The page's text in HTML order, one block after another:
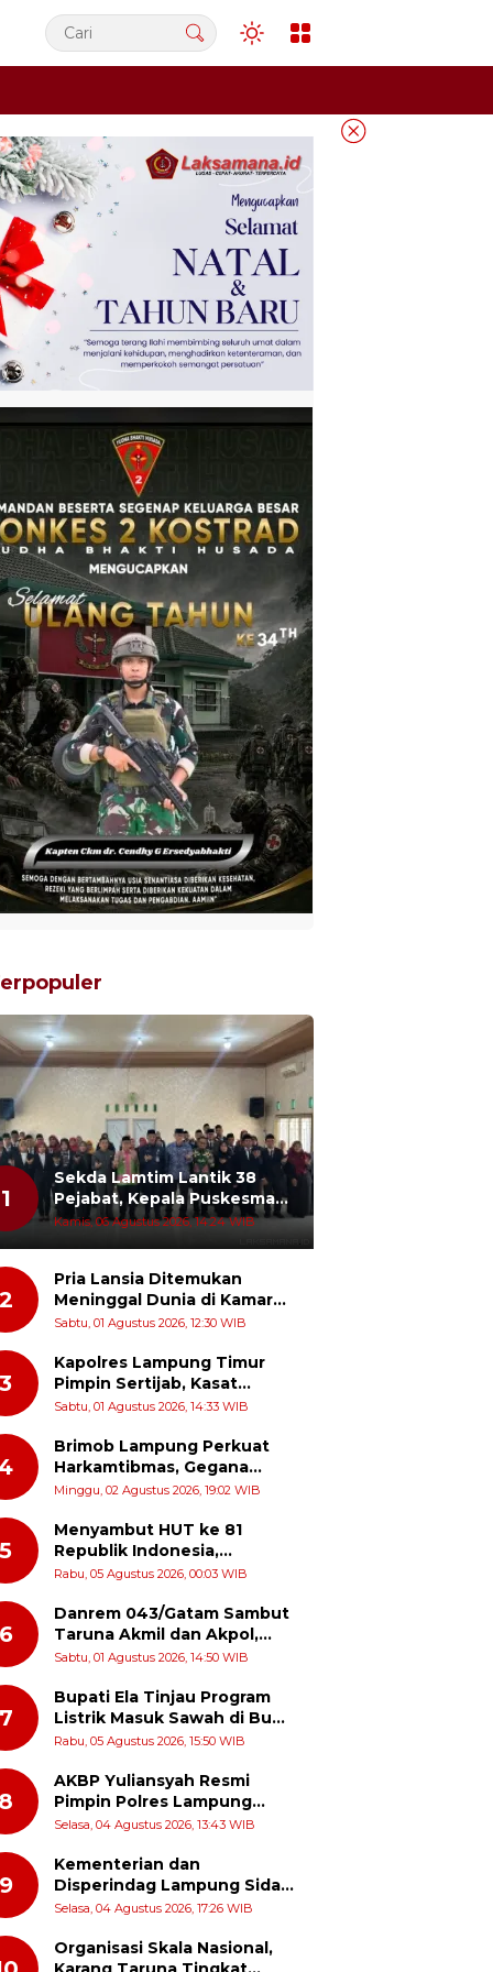
1
Sekda Lamtim Lantik 38
Pejabat, Kepala Puskesmas
Diminta Turun ke Lapangan
Kamis, 06 Agustus 2026, 14:24 WIB
2
Pria Lansia Ditemukan
Meninggal Dunia di Kamar
Penginapan Wisma Mataram
Sabtu, 01 Agustus 2026, 12:30 WIB
3
Kapolres Lampung Timur
Pimpin Sertijab, Kasat
Narkoba dan Kapolsek
Sabtu, 01 Agustus 2026, 14:33 WIB
Brimob Lampung Perkuat
Harkamtibmas, Gegana
Turun Langsung Patroli
Ibadah
Minggu, 02 Agustus 2026, 19:02 WIB
5
Menyambut HUT ke 81
Republik Indonesia,
Momentum Menghidupkan
Para Pahlawan
Rabu, 05 Agustus 2026, 00:03 WIB
6
Danrem 043/Gatam Sambut
Taruna Akmil dan Akpol,
Perkuat Sinergi dan
Masyarakat
Sabtu, 01 Agustus 2026, 14:50 WIB
7
Bupati Ela Tinjau Program
Listrik Masuk Sawah di Bumi
Harja, Petani Dapat Subsidi
Rabu, 05 Agustus 2026, 15:50 WIB
8
AKBP Yuliansyah Resmi
Pimpin Polres Lampung
Timur, Siap Lanjutkan
Patmawati
Selasa, 04 Agustus 2026, 13:43 WIB
9
Kementerian dan
Disperindag Lampung Sidak
Pabrik Tapioka di Lampung
Langkah Pengawasan
Selasa, 04 Agustus 2026, 17:26 WIB
Organisasi Skala Nasional,